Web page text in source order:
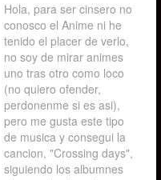
Hola, para ser cinsero no
conosco el Anime ni he
tenido el placer de verlo,
no soy de mirar animes
uno tras otro como loco
(no quiero ofender,
perdonenme si es asi),
pero me gusta este tipo
de musica y consegui la
cancion, "Crossing days",
siguiendo los albumnes